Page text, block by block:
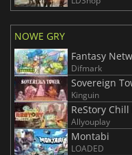
NOWE GRY
Fantasy
Difmark
Sovereign
Kinguin
ReStory
Allyouplay
Montabi
LOADED